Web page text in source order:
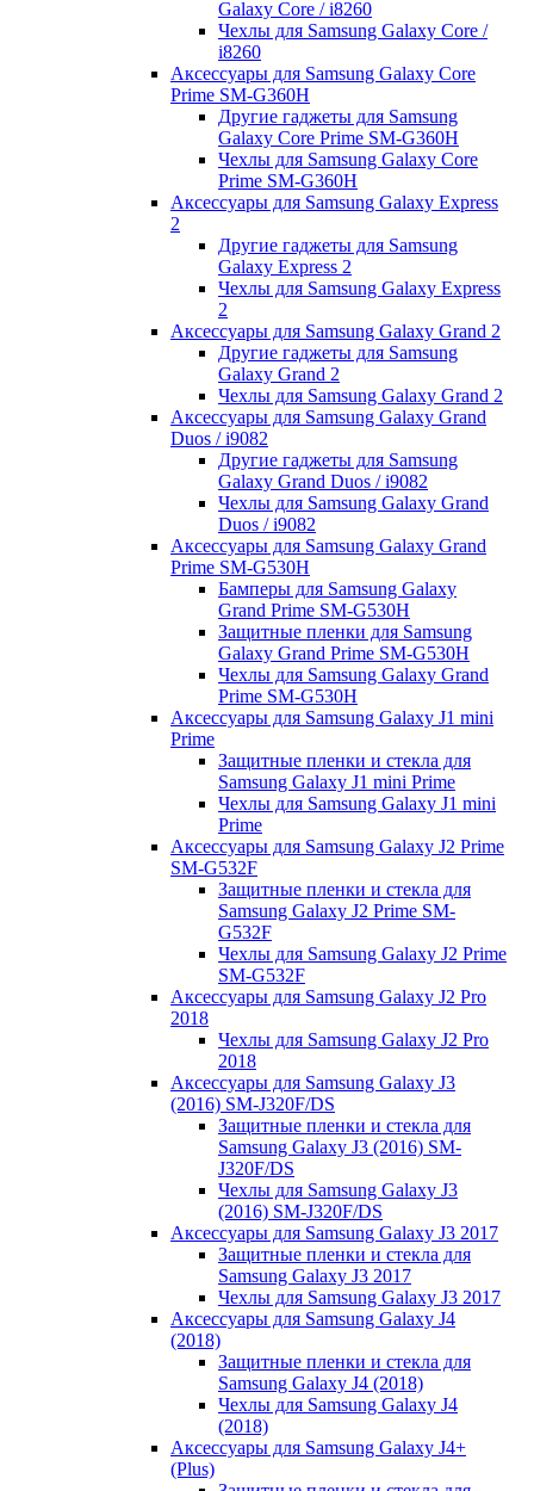
Galaxy Core / i8260
Чехлы для Samsung Galaxy Core /
i8260
Аксессуары для Samsung Galaxy Core
Prime SM-G360H
Другие гаджеты для Samsung
Galaxy Core Prime SM-G360H
Чехлы для Samsung Galaxy Core
Prime SM-G360H
Аксессуары для Samsung Galaxy Express
2
Другие гаджеты для Samsung
Galaxy Express 2
Чехлы для Samsung Galaxy Express
2
Аксессуары для Samsung Galaxy Grand 2
Другие гаджеты для Samsung
Galaxy Grand 2
Чехлы для Samsung Galaxy Grand 2
Аксессуары для Samsung Galaxy Grand
Duos / i9082
Другие гаджеты для Samsung
Galaxy Grand Duos / i9082
Чехлы для Samsung Galaxy Grand
Duos / i9082
Аксессуары для Samsung Galaxy Grand
Prime SM-G530H
Бамперы для Samsung Galaxy
Grand Prime SM-G530H
Защитные пленки для Samsung
Galaxy Grand Prime SM-G530H
Чехлы для Samsung Galaxy Grand
Prime SM-G530H
Аксессуары для Samsung Galaxy J1 mini
Prime
Защитные пленки и стекла для
Samsung Galaxy J1 mini Prime
Чехлы для Samsung Galaxy J1 mini
Prime
Аксессуары для Samsung Galaxy J2 Prime
SM-G532F
Защитные пленки и стекла для
Samsung Galaxy J2 Prime SM-
G532F
Чехлы для Samsung Galaxy J2 Prime
SM-G532F
Аксессуары для Samsung Galaxy J2 Pro
2018
Чехлы для Samsung Galaxy J2 Pro
2018
Аксессуары для Samsung Galaxy J3
(2016) SM-J320F/DS
Защитные пленки и стекла для
Samsung Galaxy J3 (2016) SM-
J320F/DS
Чехлы для Samsung Galaxy J3
(2016) SM-J320F/DS
Аксессуары для Samsung Galaxy J3 2017
Защитные пленки и стекла для
Samsung Galaxy J3 2017
Чехлы для Samsung Galaxy J3 2017
Аксессуары для Samsung Galaxy J4
(2018)
Защитные пленки и стекла для
Samsung Galaxy J4 (2018)
Чехлы для Samsung Galaxy J4
(2018)
Аксессуары для Samsung Galaxy J4+
(Plus)